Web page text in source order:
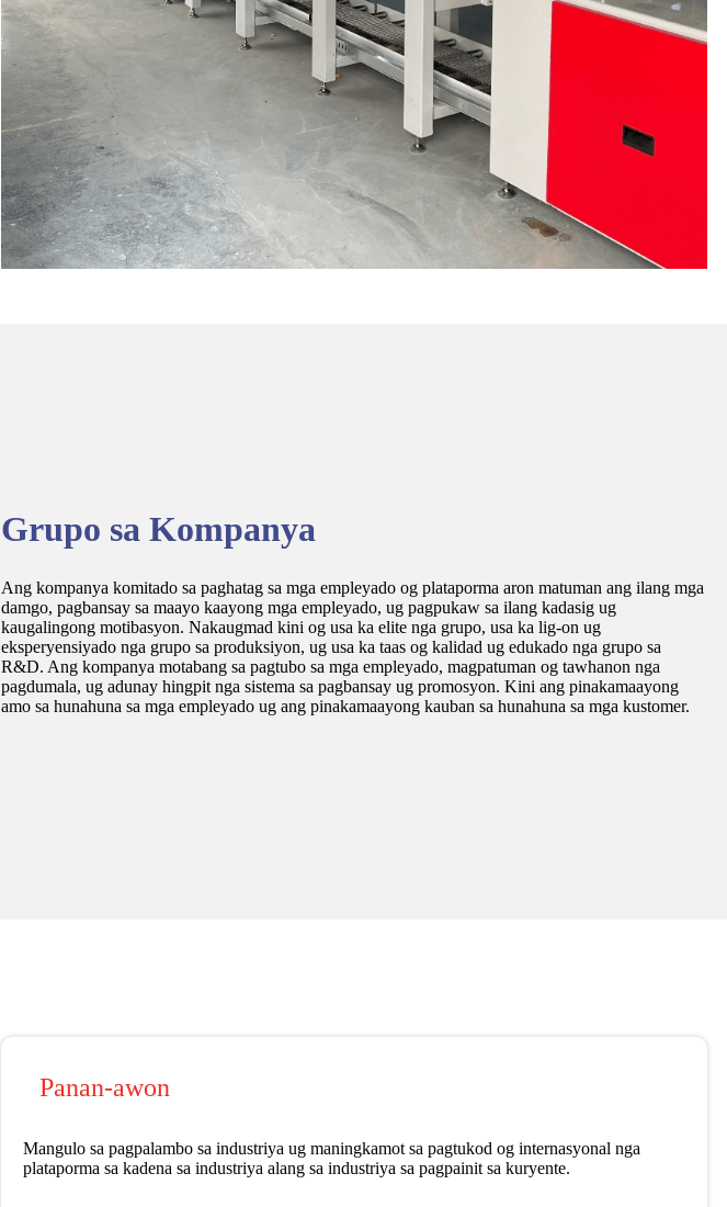
Grupo sa Kompanya
Ang kompanya komitado sa paghatag sa mga empleyado og plataporma aron matuman ang ilang mga
damgo, pagbansay sa maayo kaayong mga empleyado, ug pagpukaw sa ilang kadasig ug
kaugalingong motibasyon. Nakaugmad kini og usa ka elite nga grupo, usa ka lig-on ug
eksperyensiyado nga grupo sa produksiyon, ug usa ka taas og kalidad ug edukado nga grupo sa
R&D. Ang kompanya motabang sa pagtubo sa mga empleyado, magpatuman og tawhanon nga
pagdumala, ug adunay hingpit nga sistema sa pagbansay ug promosyon. Kini ang pinakamaayong
amo sa hunahuna sa mga empleyado ug ang pinakamaayong kauban sa hunahuna sa mga kustomer.
Panan-awon
Mangulo sa pagpalambo sa industriya ug maningkamot sa pagtukod og internasyonal nga
plataporma sa kadena sa industriya alang sa industriya sa pagpainit sa kuryente.